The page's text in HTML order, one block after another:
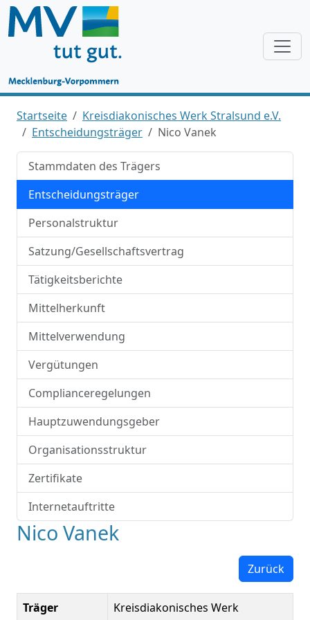
Startseite
Kreisdiakonisches Werk Stralsund e.V.
Entscheidungsträger
Nico Vanek
Stammdaten des Trägers
Entscheidungsträger
Personalstruktur
Satzung/Gesellschaftsvertrag
Tätigkeitsberichte
Mittelherkunft
Mittelverwendung
Vergütungen
Complianceregelungen
Hauptzuwendungsgeber
Organisationsstruktur
Zertifikate
Internetauftritte
Nico Vanek
Zurück
Träger
Kreisdiakonisches Werk